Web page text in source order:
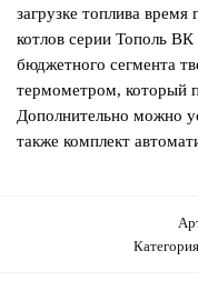
загрузке топлива
котлов серии Тополь
бюджетного сегмента
термометром, который
Дополнительно можно
также комплект